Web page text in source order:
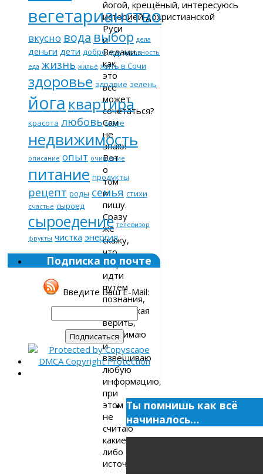
йогой, крещёный, интересуюсь
историей дохристианской
Руси
и
Ведами…
как
это
всё
может
сочетаться?
Сам
не
знаю!
Вот
о
том
и
пишу.
Сразу
же
скажу,
что
стараюсь
идти
путём
познания,
продолжая
верить,
принимаю
и
взвешиваю
любую
информацию,
при
этом
не
считаю
какие-
либо
источники
вегетарианство
вкусно вода выбор дела
деньги дети добро дом духовность
еда жизнь жильё жить в Сочи
здоровье здравие зелень
йога квартира
красота любовь море
недвижимость
описание опыт очищение
питание продукты
рецепт роды семья стихи
счастье сыроед
сыроедение телевизор
фрукты чистка энергия
Подписка по почте
Введите Ваш E-Mail:
Ты помнишь как всё
начиналось…